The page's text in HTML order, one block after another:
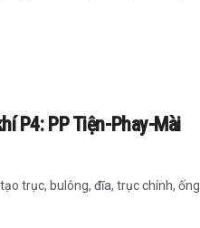
P4: PP Tiện-Phay-Mài
trục, bulông, đĩa, trục chính, ống